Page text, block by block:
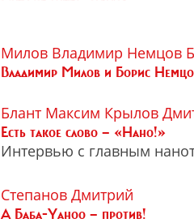
Милов Владимир Немцов
Владимир Милов и Борис
Блант Максим Крылов
Есть такое слово — «Нано!»
Интервью с главным
Степанов Дмитрий
А Баба-Yahoo — против!